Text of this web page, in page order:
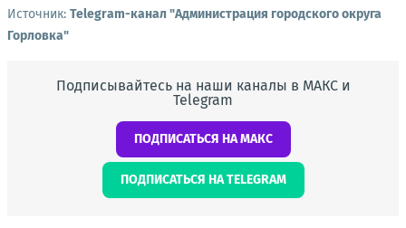
Источник: Telegram-канал "Администрация городского округа
Горловка"
Подписывайтесь на наши каналы в МАКС и
Telegram
ПОДПИСАТЬСЯ НА МАКС
ПОДПИСАТЬСЯ НА TELEGRAM